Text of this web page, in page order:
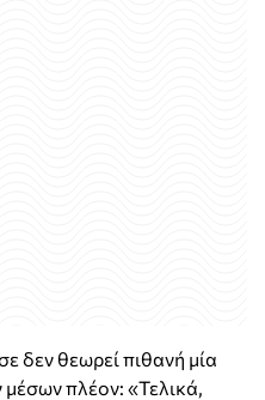
δεν θεωρεί πιθανή μία
μέσων πλέον: «Τελικά,